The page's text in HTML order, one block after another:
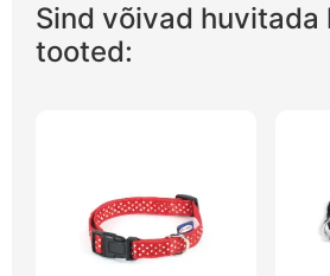
Sind võivad huvitada
tooted: